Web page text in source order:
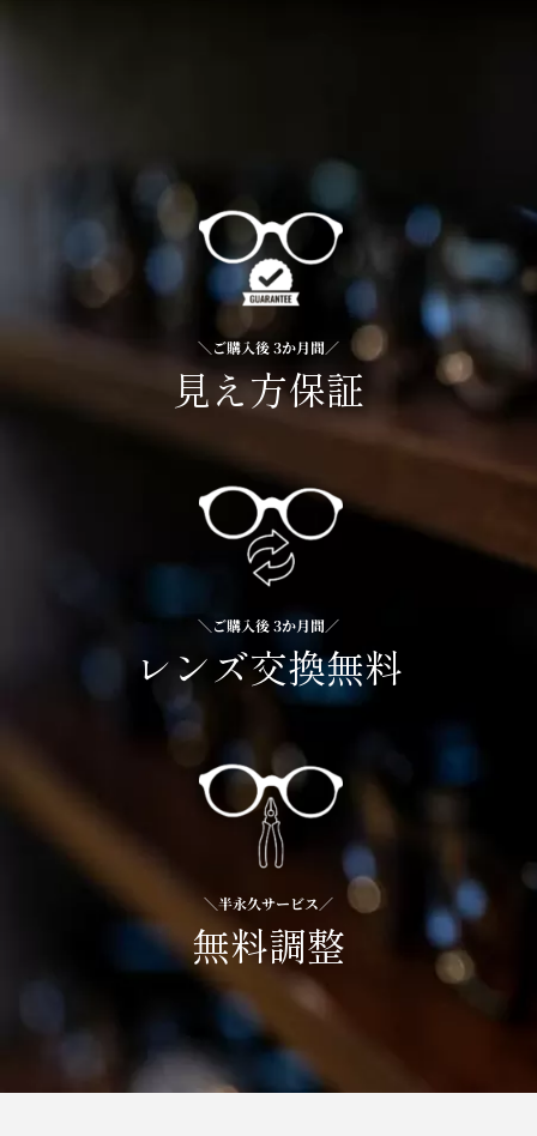
＼ご購入後 3か月間／
見え方保証
＼ご購入後 3か月間／
レンズ交換無料
＼半永久サービス／
無料調整